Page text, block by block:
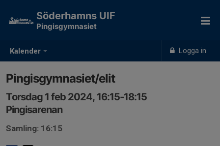
Kalender Logga in
Söderhamns UIF
Pingisgymnasiet
Pingisgymnasiet/elit
Torsdag 1 feb 2024, 16:15-18:15
Pingisarenan
Samling: 16:15